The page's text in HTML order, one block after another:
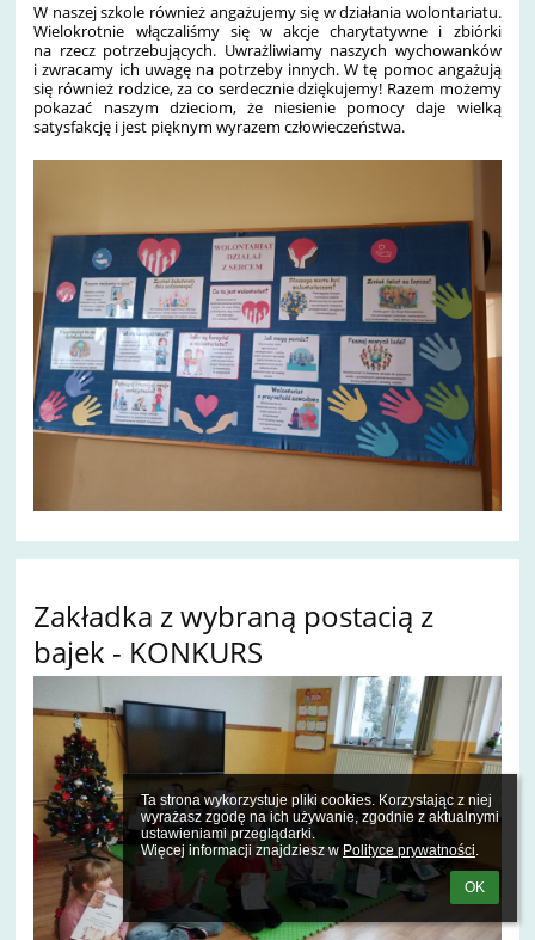
Ta strona wykorzystuje pliki cookies. Korzystając z niej
wyrażasz zgodę na ich używanie, zgodnie z aktualnymi
ustawieniami przeglądarki.
Więcej informacji znajdziesz w Polityce prywatności.
OK
W naszej szkole również angażujemy się w działania wolontariatu.
Wielokrotnie włączaliśmy się w akcje charytatywne i zbiórki
na rzecz potrzebujących. Uwrażliwiamy naszych wychowanków
i zwracamy ich uwagę na potrzeby innych. W tę pomoc angażują
się również rodzice, za co serdecznie dziękujemy! Razem możemy
pokazać naszym dzieciom, że niesienie pomocy daje wielką
satysfakcję i jest pięknym wyrazem człowieczeństwa.
Zakładka z wybraną postacią z
bajek - KONKURS